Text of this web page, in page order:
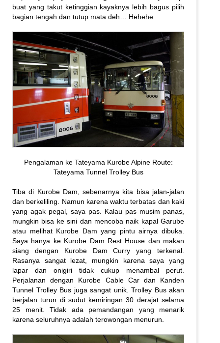
buat yang takut ketinggian kayaknya lebih bagus pilih
bagian tengah dan tutup mata deh… Hehehe
Pengalaman ke Tateyama Kurobe Alpine Route:
Tateyama Tunnel Trolley Bus
Tiba di Kurobe Dam, sebenarnya kita bisa jalan-jalan
dan berkeliling. Namun karena waktu terbatas dan kaki
yang agak pegal, saya pas. Kalau pas musim panas,
mungkin bisa ke sini dan mencoba naik kapal Garube
atau melihat Kurobe Dam yang pintu airnya dibuka.
Saya hanya ke Kurobe Dam Rest House dan makan
siang dengan Kurobe Dam Curry yang terkenal.
Rasanya sangat lezat, mungkin karena saya yang
lapar dan onigiri tidak cukup menambal perut.
Perjalanan dengan Kurobe Cable Car dan Kanden
Tunnel Trolley Bus juga sangat unik. Trolley Bus akan
berjalan turun di sudut kemiringan 30 derajat selama
25 menit. Tidak ada pemandangan yang menarik
karena seluruhnya adalah terowongan menurun.